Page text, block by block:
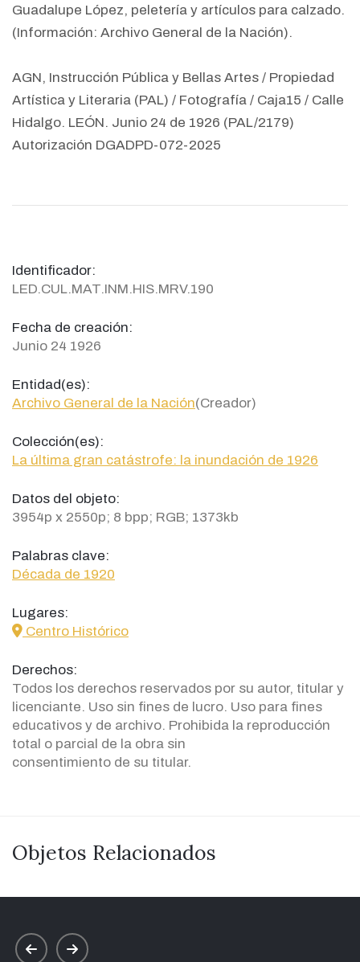
Guadalupe López, peletería y artículos para calzado.
(Información: Archivo General de la Nación).
AGN, Instrucción Pública y Bellas Artes / Propiedad
Artística y Literaria (PAL) / Fotografía / Caja15 / Calle
Hidalgo. LEÓN. Junio 24 de 1926 (PAL/2179)
Autorización DGADPD-072-2025
Identificador:
LED.CUL.MAT.INM.HIS.MRV.190
Fecha de creación:
Junio 24 1926
Entidad(es):
Archivo General de la Nación(Creador)
Colección(es):
La última gran catástrofe: la inundación de 1926
Datos del objeto:
3954p x 2550p; 8 bpp; RGB; 1373kb
Palabras clave:
Década de 1920
Lugares:
icon
Centro Histórico
Derechos:
Todos los derechos reservados por su autor, titular y
licenciante. Uso sin fines de lucro. Uso para fines
educativos y de archivo. Prohibida la reproducción
total o parcial de la obra sin
consentimiento de su titular.
Objetos Relacionados
prev next